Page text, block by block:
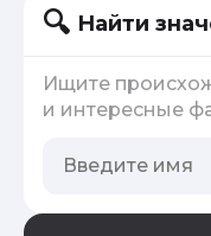
Найти
Ищите
и интересные